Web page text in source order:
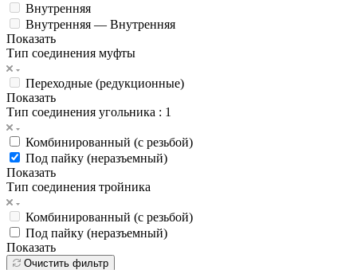
Внутренняя
Внутренняя — Внутренняя
Показать
Тип соединения муфты
Переходные (редукционные)
Показать
Тип соединения угольника : 1
Комбинированный (с резьбой)
Под пайку (неразъемный)
Показать
Тип соединения тройника
Комбинированный (с резьбой)
Под пайку (неразъемный)
Показать
Очистить фильтр